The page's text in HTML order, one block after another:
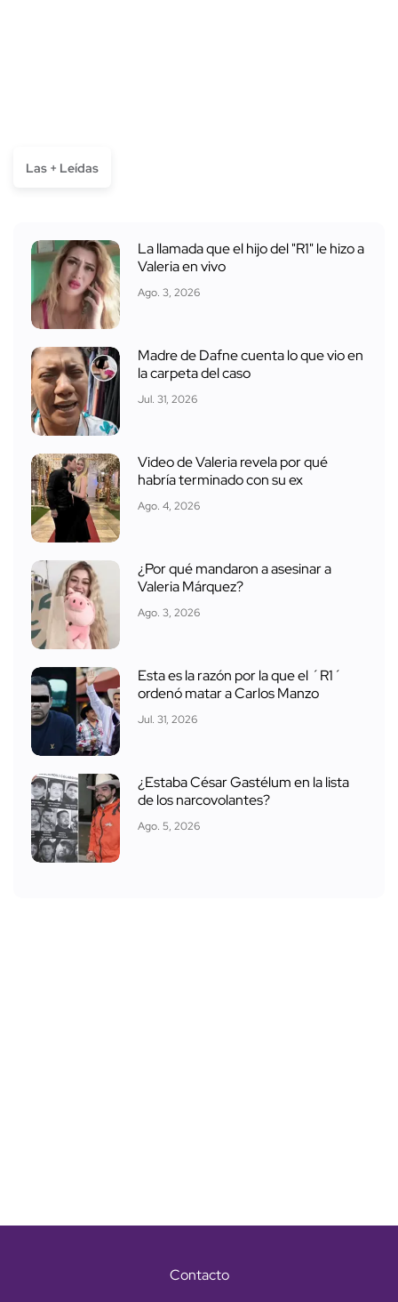
Las + Leídas
La llamada que el hijo del "R1" le hizo a
Valeria en vivo
Ago. 3, 2026
Madre de Dafne cuenta lo que vio en
la carpeta del caso
Jul. 31, 2026
Video de Valeria revela por qué
habría terminado con su ex
Ago. 4, 2026
¿Por qué mandaron a asesinar a
Valeria Márquez?
Ago. 3, 2026
Esta es la razón por la que el ´R1´
ordenó matar a Carlos Manzo
Jul. 31, 2026
¿Estaba César Gastélum en la lista
de los narcovolantes?
Ago. 5, 2026
Contacto